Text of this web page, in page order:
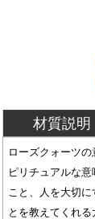
材質説明
ローズクォーツ
ピリチュアルな
こと、人を大切
とを教えてくれ